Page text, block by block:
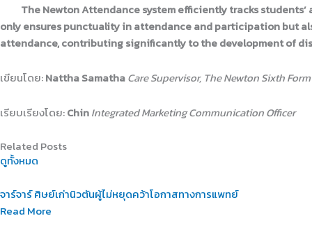
The Newton Attendance system efficiently tracks
only ensures punctuality in attendance and participation but
attendance, contributing significantly to the development of
เขียนโดย:Nattha SamathaCare Supervisor, The Newton Sixth Form
เรียบเรียงโดย:ChinIntegrated Marketing Communication Officer
Related Posts
ดูทั้งหมด
จาร์จาร์ ศิษย์เก่านิวตันผู้ไม่หยุดคว้าโอกาสทางการแพทย์
Read More